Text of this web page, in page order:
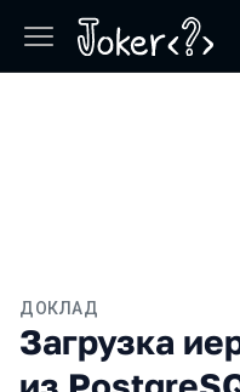
ДОКЛАД
Загрузка